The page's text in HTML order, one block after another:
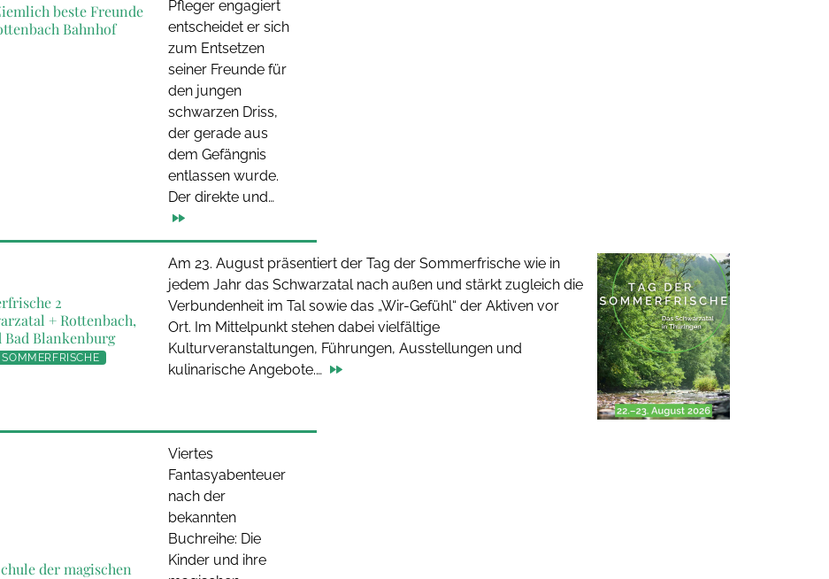
beste Freunde
Bahnhof
Pfleger engagiert
entscheidet er sich
zum Entsetzen
seiner Freunde für
den jungen
schwarzen Driss,
der gerade aus
dem Gefängnis
entlassen wurde.
Der direkte und…
2
+ Rottenbach,
Blankenburg
SOMMERFRISCHE
Am 23. August präsentiert der Tag der Sommerfrische wie in
jedem Jahr das Schwarzatal nach außen und stärkt zugleich die
Verbundenheit im Tal sowie das „Wir-Gefühl“ der Aktiven vor
Ort. Im Mittelpunkt stehen dabei vielfältige
Kulturveranstaltungen, Führungen, Ausstellungen und
kulinarische Angebote.…
der magischen
Viertes
Fantasyabenteuer
nach der
bekannten
Buchreihe: Die
Kinder und ihre